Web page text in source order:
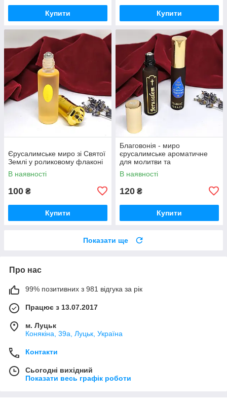
Купити Купити
Єрусалимське миро зі Святої
Землі у роликовому флаконі
В наявності
100 ₴
Купити
Благовонія - миро
єрусалимське ароматичне
для молитви та
благословення
В наявності
120 ₴
Купити
Показати ще
Про нас
99% позитивних з 981 відгука за рік
Працює з 13.07.2017
м. Луцьк
Конякіна, 39а, Луцьк, Україна
Контакти
Сьогодні вихідний
Показати весь графік роботи